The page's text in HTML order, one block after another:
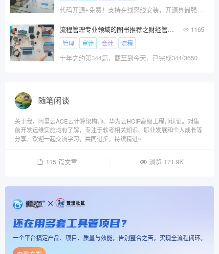
代码开源+免费！支持在线离线安装，开源界最强大的堡垒机
流程管理专业领域的图书推荐之财经管理篇 V1.0 1165
管理 审计 会计 流程
十年之约第344篇，截至到今天，已完成344/3650
随笔闲谈
关于我，阿里云ACE云计算架构师、华为云HCIP高级工程师认证。对售
前开发运维实施均有了解，专注于软考相关知识、职业发展和个人成长等
分享。欢迎一起交流学习，共同进步，持续精进~
115 篇文章 浏览 171.9K
还在用多套工具管项目？
一个平台搞定产品、项目、质量与效能，告别整合之苦，实现全流程闭环。